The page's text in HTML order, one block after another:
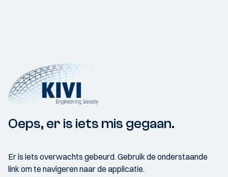
Oeps, er is iets mis gegaan.
Er is iets overwachts gebeurd. Gebruik de onderstaande
link om te navigeren naar de applicatie.